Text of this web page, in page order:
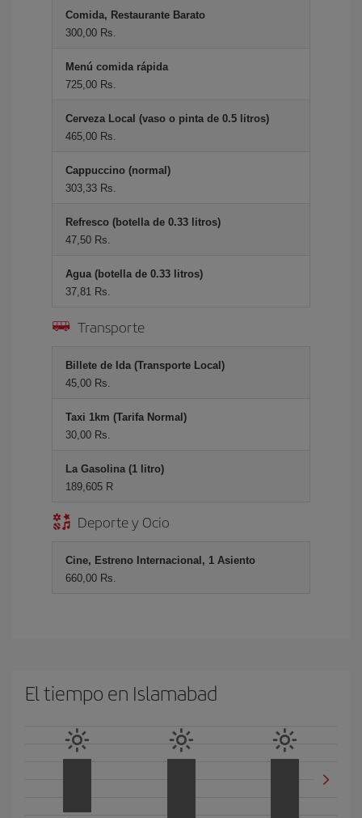
Comida, Restaurante Barato
300,00 Rs.
Menú comida rápida
725,00 Rs.
Cerveza Local (vaso o pinta de 0.5 litros)
465,00 Rs.
Cappuccino (normal)
303,33 Rs.
Refresco (botella de 0.33 litros)
47,50 Rs.
Agua (botella de 0.33 litros)
37,81 Rs.
Transporte
Billete de Ida (Transporte Local)
45,00 Rs.
Taxi 1km (Tarifa Normal)
30,00 Rs.
La Gasolina (1 litro)
189,605 R
Deporte y Ocio
Cine, Estreno Internacional, 1 Asiento
660,00 Rs.
El tiempo en Islamabad